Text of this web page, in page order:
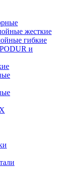
жесткие
гибкие
и